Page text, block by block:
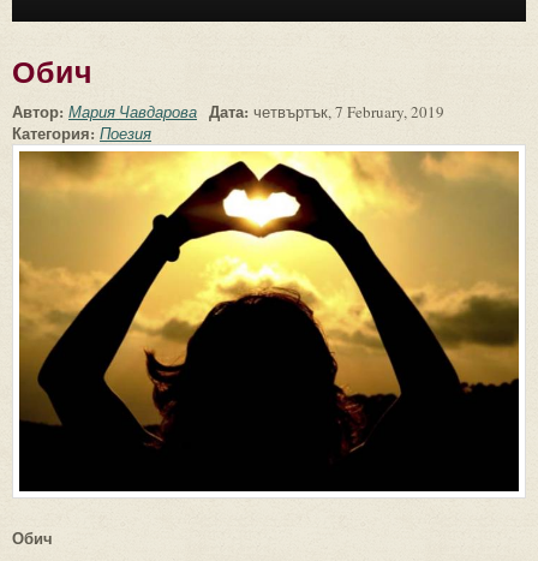
Обич
Автор: Мария Чавдарова Дата: четвъртък, 7 February, 2019
Категория: Поезия
Обич